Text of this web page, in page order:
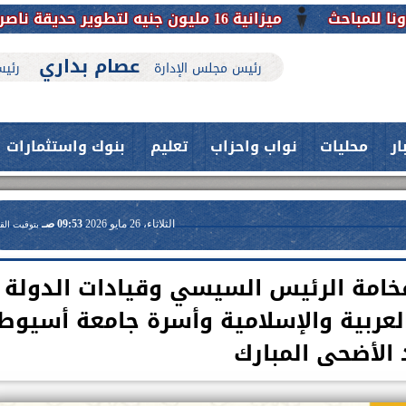
ميزانية 16 مليون جنيه لتطوير حديقة ناصر بأبوتيج.. نقلة حضارية تحافظ على تاريخها
رئيس مجلس الإدارة عصام بداري
محليات نواب واحزاب تعليم بنوك واستثمارات
الثلاثاء، 26 مايو 2026 09:53 صـ بتوقيت
الرئيس السيسي وقيادات الدولة
والإسلامية وأسرة جامعة
الأضحى المبارك
العلاج الحر بمنفلوط بالتعاون مع هيئة
حدث بمستشفيات جامعة اسيوط....
فريق طبي بقسم الأنف والأذن